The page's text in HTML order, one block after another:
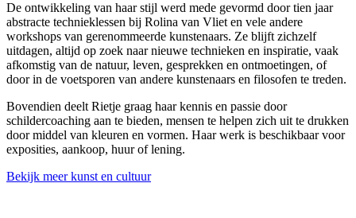
De ontwikkeling van haar stijl werd mede gevormd door tien jaar
abstracte technieklessen bij Rolina van Vliet en vele andere
workshops van gerenommeerde kunstenaars. Ze blijft zichzelf
uitdagen, altijd op zoek naar nieuwe technieken en inspiratie, vaak
afkomstig van de natuur, leven, gesprekken en ontmoetingen, of
door in de voetsporen van andere kunstenaars en filosofen te treden.
Bovendien deelt Rietje graag haar kennis en passie door
schildercoaching aan te bieden, mensen te helpen zich uit te drukken
door middel van kleuren en vormen. Haar werk is beschikbaar voor
exposities, aankoop, huur of lening.
Bekijk meer kunst en cultuur
Leaflet